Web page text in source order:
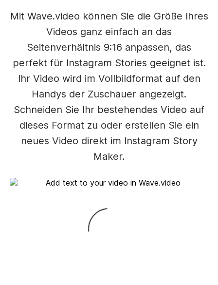
Mit Wave.video können Sie die Größe Ihres
Videos ganz einfach an das
Seitenverhältnis 9:16 anpassen, das
perfekt für Instagram Stories geeignet ist.
Ihr Video wird im Vollbildformat auf den
Handys der Zuschauer angezeigt.
Schneiden Sie Ihr bestehendes Video auf
dieses Format zu oder erstellen Sie ein
neues Video direkt im Instagram Story
Maker.